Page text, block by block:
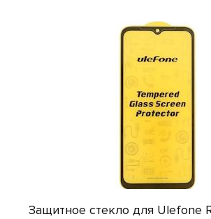
Защитное стекло для Ulefone